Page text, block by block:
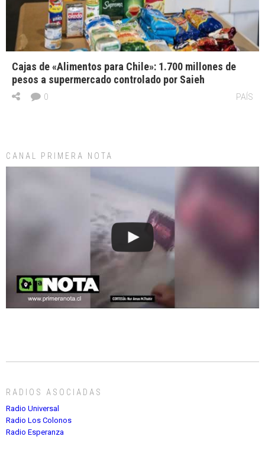
Cajas de «Alimentos para Chile»: 1.700 millones de
pesos a supermercado controlado por Saieh
PAÍS
0
CANAL PRIMERA NOTA
RADIOS ASOCIADAS
Radio Universal
Radio Los Colonos
Radio Esperanza